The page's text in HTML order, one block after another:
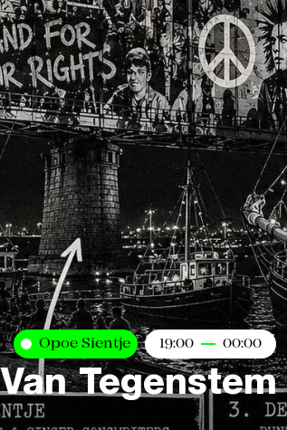
Opoe Sientje 19:00 00:00